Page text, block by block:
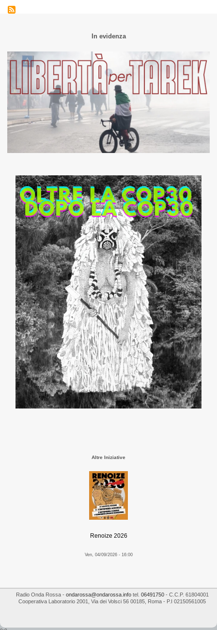
In evidenza
Altre Iniziative
Renoize 2026
Ven, 04/09/2026 - 16:00
Radio Onda Rossa- ondarossa@ondarossa.infotel. 06491750- C.C.P. 61804001
Cooperativa Laboratorio 2001
Via dei Volsci 56 00185 Roma - P.I 02150561005